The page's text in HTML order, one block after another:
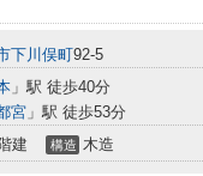
下川俣町92-5
」駅 徒歩40分
宮 」駅 徒歩53分
建 構造 木造